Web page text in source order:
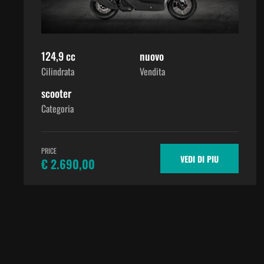
124,9 cc
Cilindrata
nuovo
Vendita
scooter
Categoria
PRICE
€ 2.690,00 VEDI DI PIU